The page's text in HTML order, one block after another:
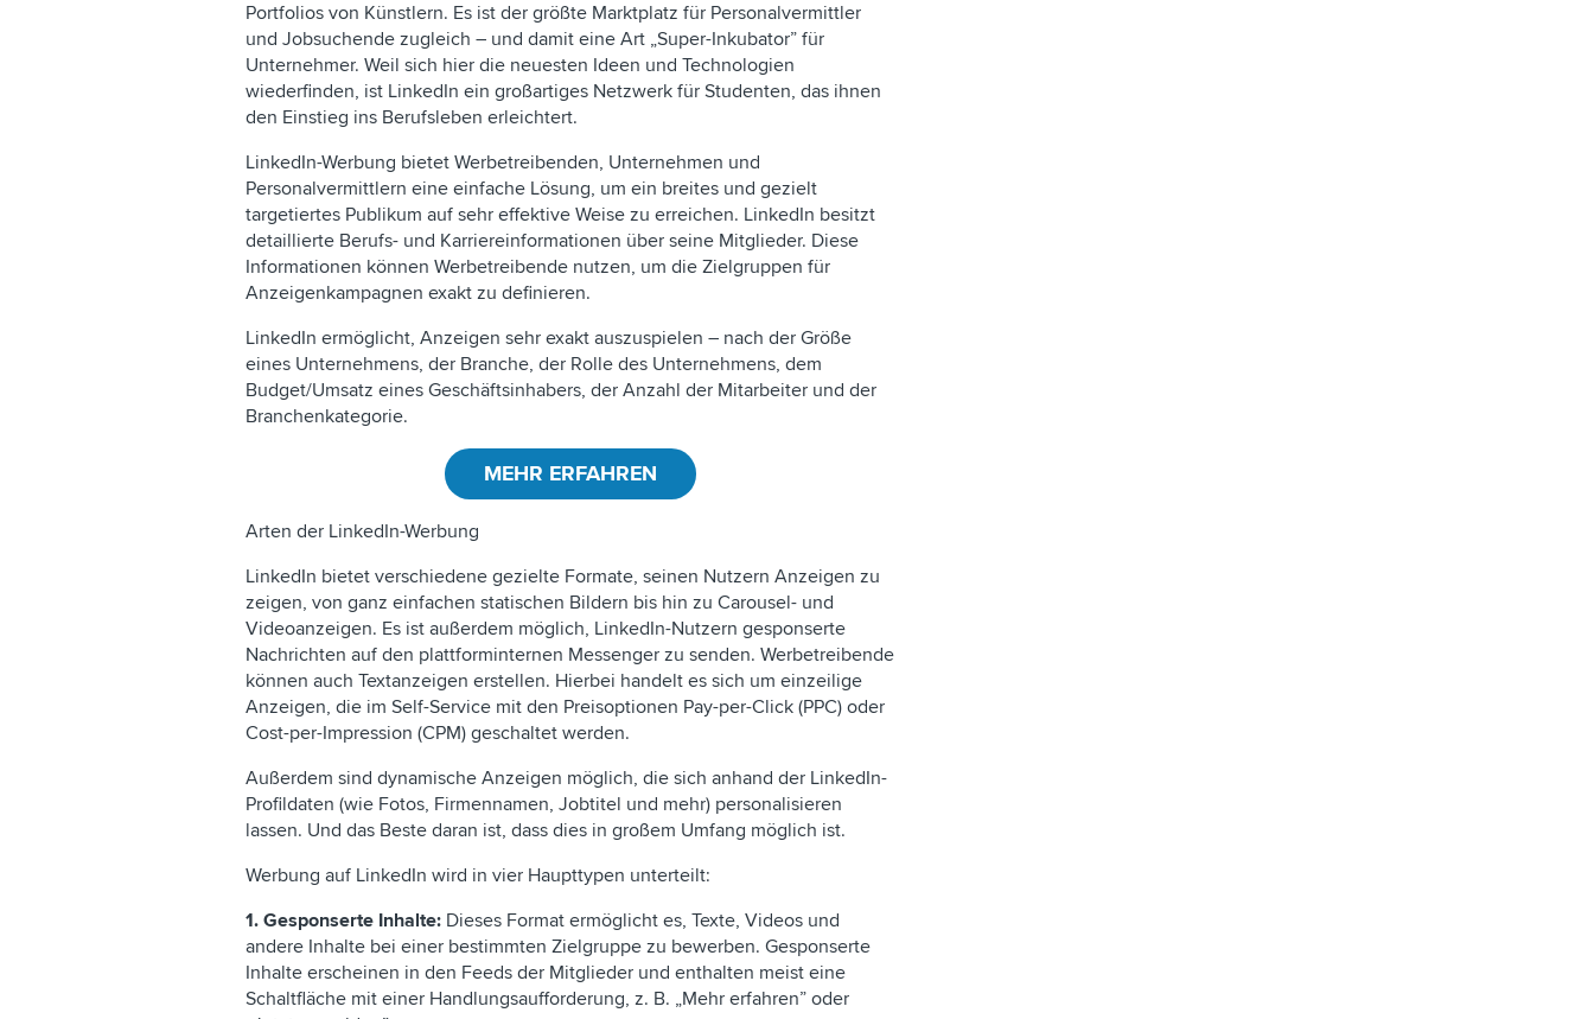
Portfolios von Künstlern. Es ist der größte Marktplatz für Personalvermittler
und Jobsuchende zugleich – und damit eine Art „Super-Inkubator” für
Unternehmer. Weil sich hier die neuesten Ideen und Technologien
wiederfinden, ist LinkedIn ein großartiges Netzwerk für Studenten, das ihnen
den Einstieg ins Berufsleben erleichtert.
LinkedIn-Werbung bietet Werbetreibenden, Unternehmen und
Personalvermittlern eine einfache Lösung, um ein breites und gezielt
targetiertes Publikum auf sehr effektive Weise zu erreichen. LinkedIn besitzt
detaillierte Berufs- und Karriereinformationen über seine Mitglieder. Diese
Informationen können Werbetreibende nutzen, um die Zielgruppen für
Anzeigenkampagnen exakt zu definieren.
LinkedIn ermöglicht, Anzeigen sehr exakt auszuspielen – nach der Größe
eines Unternehmens, der Branche, der Rolle des Unternehmens, dem
Budget/Umsatz eines Geschäftsinhabers, der Anzahl der Mitarbeiter und der
Branchenkategorie.
MEHR ERFAHREN
Arten der LinkedIn-Werbung
LinkedIn bietet verschiedene gezielte Formate, seinen Nutzern Anzeigen zu
zeigen, von ganz einfachen statischen Bildern bis hin zu Carousel- und
Videoanzeigen. Es ist außerdem möglich, LinkedIn-Nutzern gesponserte
Nachrichten auf den plattforminternen Messenger zu senden. Werbetreibende
können auch Textanzeigen erstellen. Hierbei handelt es sich um einzeilige
Anzeigen, die im Self-Service mit den Preisoptionen Pay-per-Click (PPC) oder
Cost-per-Impression (CPM) geschaltet werden.
Außerdem sind dynamische Anzeigen möglich, die sich anhand der LinkedIn-
Profildaten (wie Fotos, Firmennamen, Jobtitel und mehr) personalisieren
lassen. Und das Beste daran ist, dass dies in großem Umfang möglich ist.
Werbung auf LinkedIn wird in vier Haupttypen unterteilt:
1. Gesponserte Inhalte: Dieses Format ermöglicht es, Texte, Videos und
andere Inhalte bei einer bestimmten Zielgruppe zu bewerben. Gesponserte
Inhalte erscheinen in den Feeds der Mitglieder und enthalten meist eine
Schaltfläche mit einer Handlungsaufforderung, z. B. „Mehr erfahren” oder